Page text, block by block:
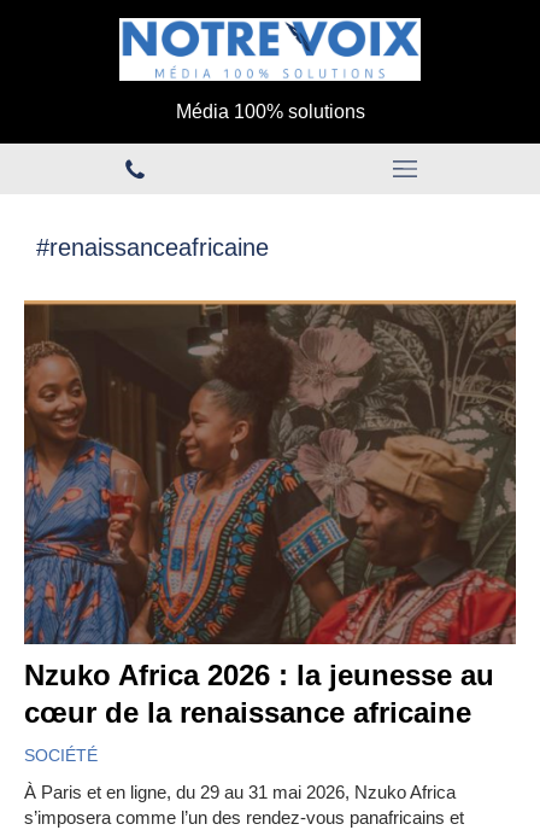
Média 100% solutions
#renaissanceafricaine
Nzuko Africa 2026 : la jeunesse au
cœur de la renaissance africaine
SOCIÉTÉ
À Paris et en ligne, du 29 au 31 mai 2026, Nzuko Africa
s’imposera comme l’un des rendez-vous panafricains et